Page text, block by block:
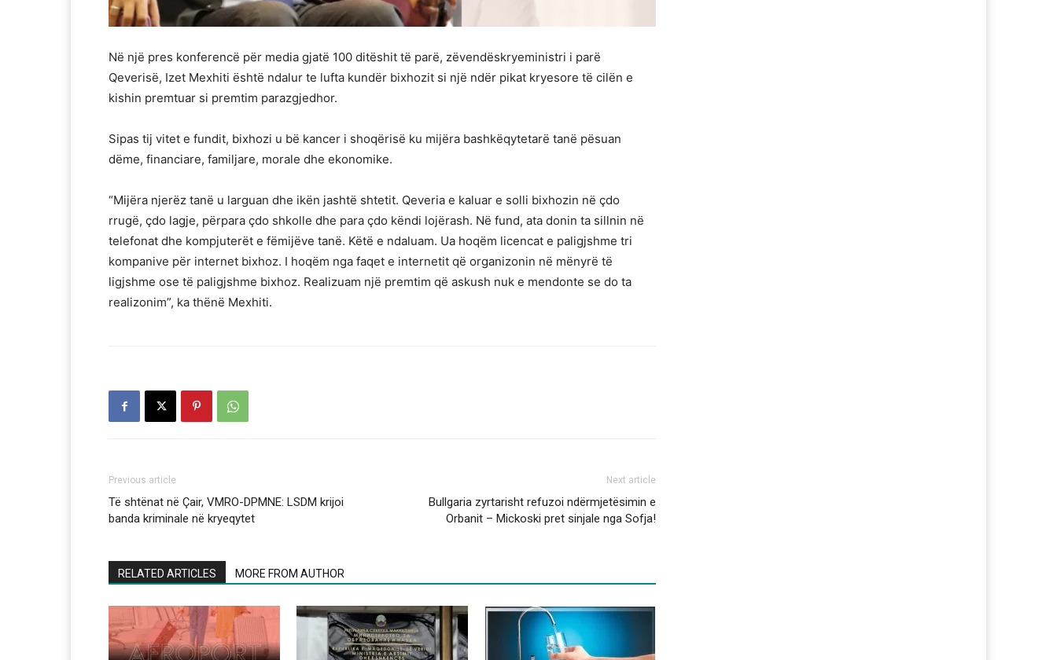
Në një pres konferencë për media gjatë 100 ditëshit të parë, zëvendëskryeministri i parë
Qeverisë, Izet Mexhiti është ndalur te lufta kundër bixhozit si një ndër pikat kryesore të cilën e
kishin premtuar si premtim parazgjedhor.
Sipas tij vitet e fundit, bixhozi u bë kancer i shoqërisë ku mijëra bashkëqytetarë tanë pësuan
dëme, financiare, familjare, morale dhe ekonomike.
“Mijëra njerëz tanë u larguan dhe ikën jashtë shtetit. Qeveria e kaluar e solli bixhozin në çdo
rrugë, çdo lagje, përpara çdo shkolle dhe para çdo këndi lojërash. Në fund, ata donin ta sillnin në
telefonat dhe kompjuterët e fëmijëve tanë. Këtë e ndaluam. Ua hoqëm licencat e paligjshme tri
kompanive për internet bixhoz. I hoqëm nga faqet e internetit që organizonin në mënyrë të
ligjshme ose të paligjshme bixhoz. Realizuam një premtim që askush nuk e mendonte se do ta
realizonim”, ka thënë Mexhiti.
Previous article
Të shtënat në Çair, VMRO-DPMNE: LSDM krijoi
banda kriminale në kryeqytet
Next article
Bullgaria zyrtarisht refuzoi ndërmjetësimin e
Orbanit – Mickoski pret sinjale nga Sofja!
RELATED ARTICLES MORE FROM AUTHOR